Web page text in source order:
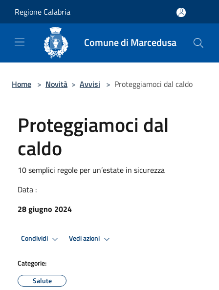
Regione Calabria
Comune di Marcedusa
Home > Novità > Avvisi > Proteggiamoci dal caldo
Proteggiamoci dal
caldo
10 semplici regole per un’estate in sicurezza
Data :
28 giugno 2024
Condividi Vedi azioni
Categorie:
Salute